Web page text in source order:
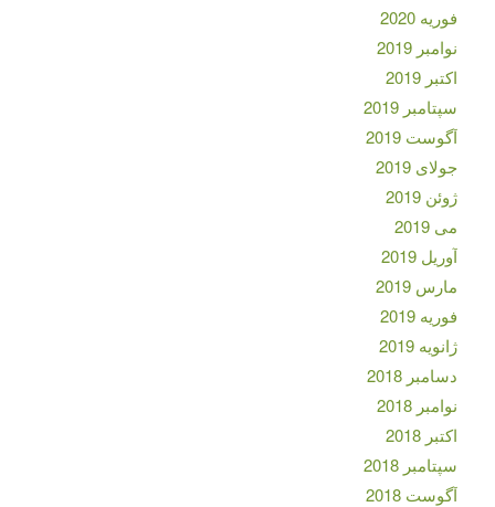
فوریه 2020
نوامبر 2019
اکتبر 2019
سپتامبر 2019
آگوست 2019
جولای 2019
ژوئن 2019
می 2019
آوریل 2019
مارس 2019
فوریه 2019
ژانویه 2019
دسامبر 2018
نوامبر 2018
اکتبر 2018
سپتامبر 2018
آگوست 2018